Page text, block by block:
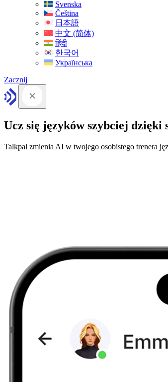
Svenska
Čeština
日本語
中文 (简体)
हिंदी
한국어
Українська
Zacznij
Ucz się języków szybciej
Talkpal zmienia AI w twojego osobistego trenera